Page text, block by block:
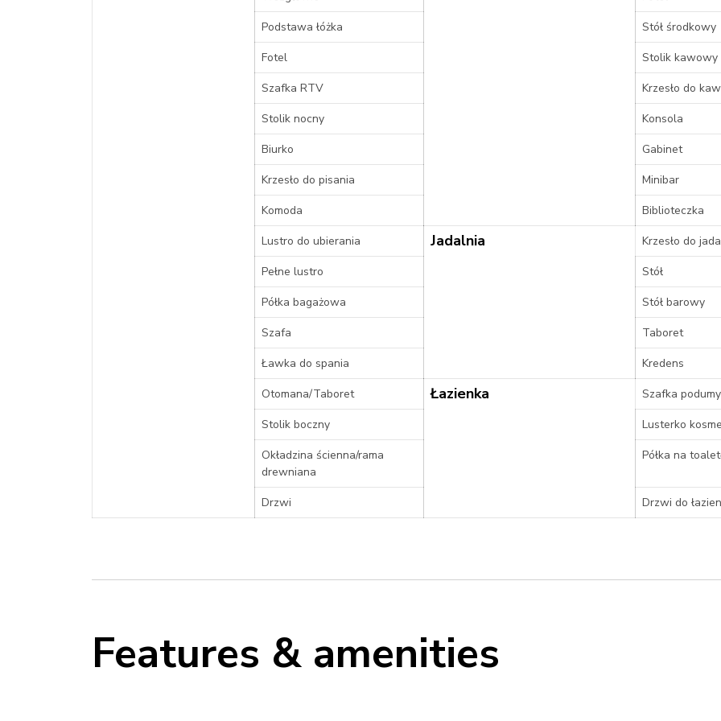
Podstawa łóżka
Stół środkowy
Fotel
Stolik kawowy
Szafka RTV
Krzesło do
Stolik nocny
Konsola
Biurko
Gabinet
Krzesło do pisania
Minibar
Komoda
Biblioteczka
Lustro do ubierania
Jadalnia
Krzesło do
Pełne lustro
Stół
Półka bagażowa
Stół barowy
Szafa
Taboret
Ławka do spania
Kredens
Otomana/Taboret
Łazienka
Szafka
Stolik boczny
Lusterko
Okładzina ścienna/rama
drewniana
Półka na
Drzwi Drzwi do
Features & amenities